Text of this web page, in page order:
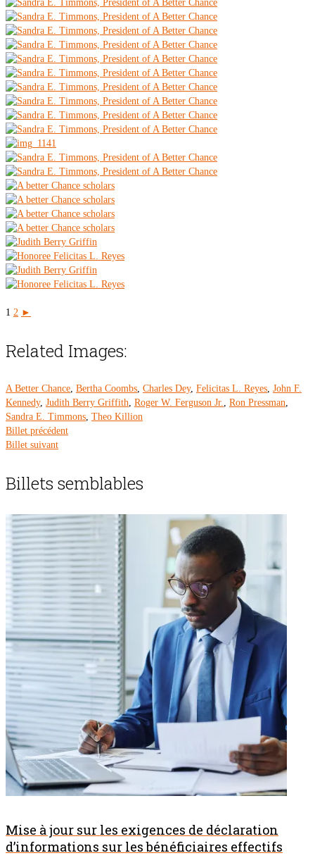
1 2 ►
Related Images:
A Better Chance, Bertha Coombs, Charles Dey, Felicitas L. Reyes, John F.
Kennedy, Judith Berry Griffith, Roger W. Ferguson Jr., Ron Pressman,
Sandra E. Timmons, Theo Killion
Billet précédent
Billet suivant
Billets semblables
Mise à jour sur les exigences de déclaration
d’informations sur les bénéficiaires effectifs